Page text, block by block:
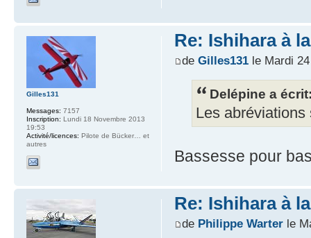
Re: Ishihara à
de Gilles131le Mardi 24
Delépine a
Les
Bassesse pour
Gilles131
Messages: 7157
Inscription: Lundi 18 Novembre 2013
19:53
Activité/licences: Pilote de Bücker… et
autres
Re: Ishihara à
de Philippe Warterle